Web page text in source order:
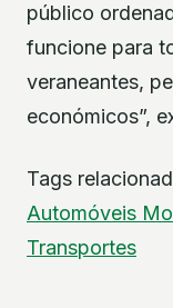
público
funcione para
veraneantes,
económicos”,
Tags
Automóveis
Transportes